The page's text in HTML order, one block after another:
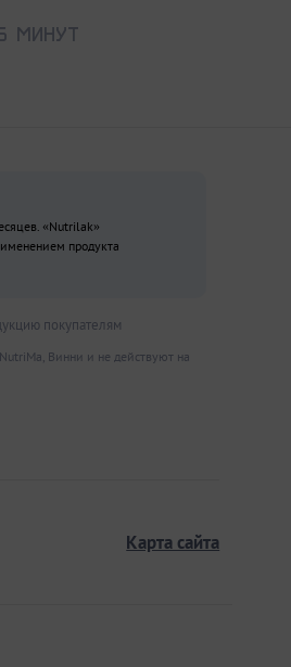
минут
«Nutrilak»
продукта
покупателям
Винни и не действуют на
Карта сайта